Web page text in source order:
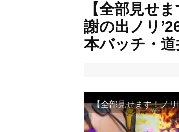
【全部見せ
謝の出ノリ
本バッチ・道